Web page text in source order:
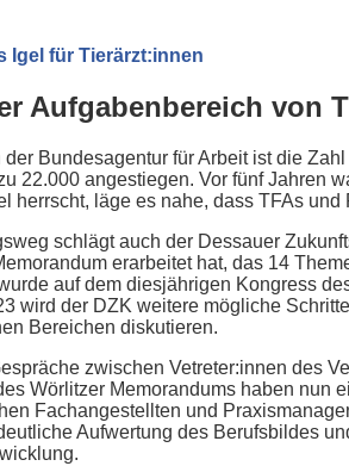
Igel für Tierärzt:innen
Aufgabenbereich von
der Bundesagentur für Arbeit ist die
22.000 angestiegen. Vor fünf Jahren
herrscht, läge es nahe, dass TFAs
schlägt auch der Dessauer
erarbeitet hat, das 14
auf dem diesjährigen Kongress
wird der DZK weitere mögliche
Bereichen diskutieren.
zwischen Vetreter:innen des
Wörlitzer Memorandums haben nun
Fachangestellten und
Aufwertung des Berufsbildes